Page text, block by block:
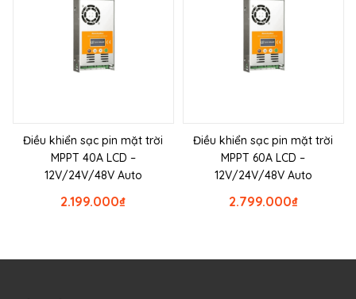
Điều khiển sạc pin mặt trời
MPPT 40A LCD –
12V/24V/48V Auto
₫
2.199.000
Điều khiển sạc pin mặt trời
MPPT 60A LCD –
12V/24V/48V Auto
₫
2.799.000